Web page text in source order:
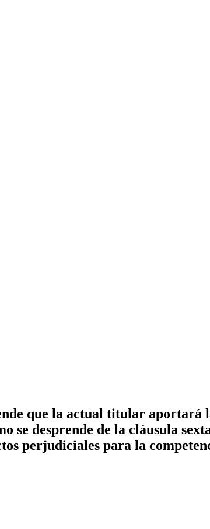
que la actual titular aportará
desprende de la cláusula
perjudiciales para la